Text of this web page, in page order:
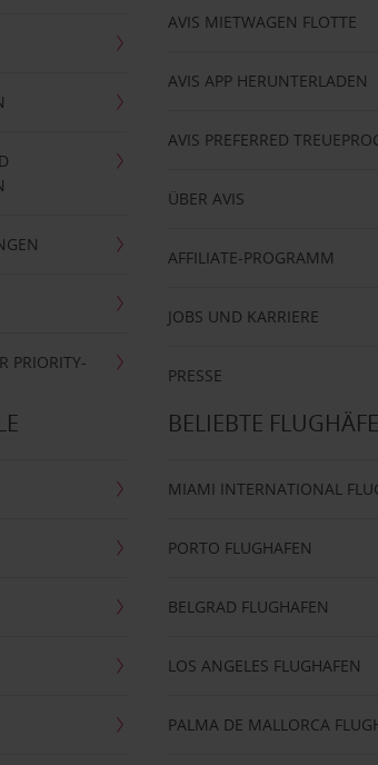
PRIORITY-
AVIS MIETWAGEN FLOTTE
AVIS APP HERUNTERLADEN
AVIS PREFERRED
ÜBER AVIS
AFFILIATE-PROGRAMM
JOBS UND KARRIERE
PRESSE
BELIEBTE
MIAMI INTERNATIONAL
PORTO FLUGHAFEN
BELGRAD FLUGHAFEN
LOS ANGELES FLUGHAFEN
PALMA DE MALLORCA